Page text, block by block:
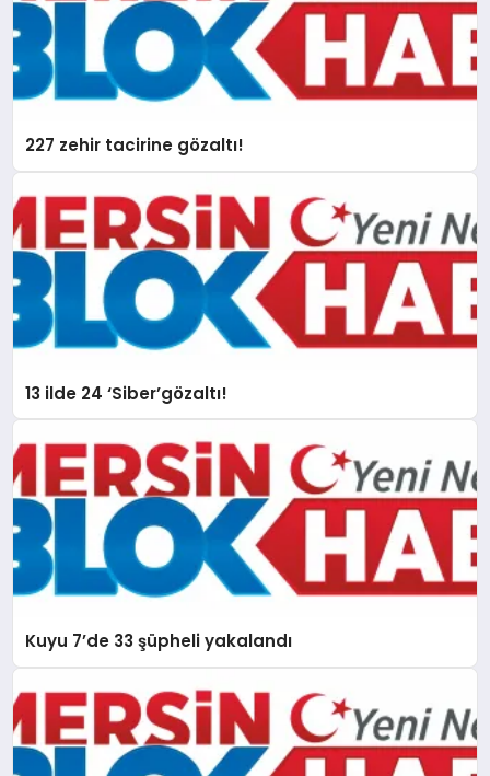
227 zehir tacirine gözaltı!
13 ilde 24 ‘Siber’gözaltı!
Kuyu 7’de 33 şüpheli yakalandı